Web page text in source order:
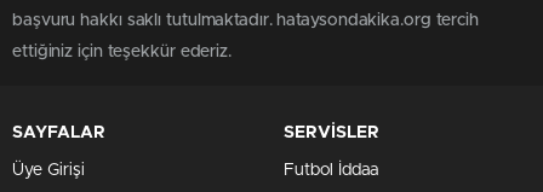
başvuru hakkı saklı tutulmaktadır. hataysondakika.org tercih
ettiğiniz için teşekkür ederiz.
SAYFALAR
Üye Girişi
SERVİSLER
Futbol İddaa